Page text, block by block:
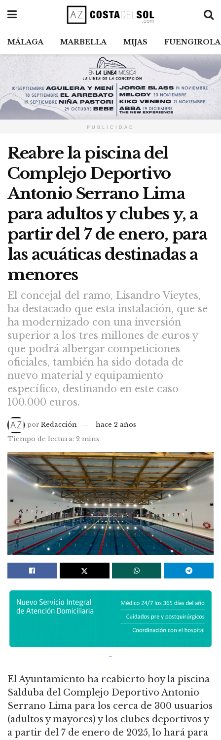
MÁLAGA MARBELLA MIJAS FUENGIROLA
PUBLICIDAD
Reabre la piscina del
Complejo Deportivo
Antonio Serrano Lima
para adultos y clubes y, a
partir del 7 de enero, para
las acuáticas destinadas a
menores
El concejal del ramo, Lisandro Vieytes,
ha destacado que esta instalación, que se
ha modernizado con una inversión
superior a los tres millones de euros y
que podrá albergar competiciones
oficiales, también ha sido dotada de
nuevo material y equipamiento
específico, destinando en este caso
100.000 euros.
por Redacción
hace 2 años
Tiempo de lectura: 2 mins
El Ayuntamiento ha reabierto hoy la piscina
Salduba del Complejo Deportivo Antonio
Serrano Lima para los cerca de 300 usuarios
(adultos y mayores) y los clubes deportivos y
a partir del 7 de enero de 2025, lo hará para